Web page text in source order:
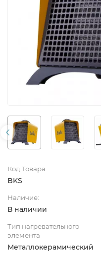
Код Товара
BKS
Наличие:
В наличии
Тип нагревательного
элемента
Металлокерамический